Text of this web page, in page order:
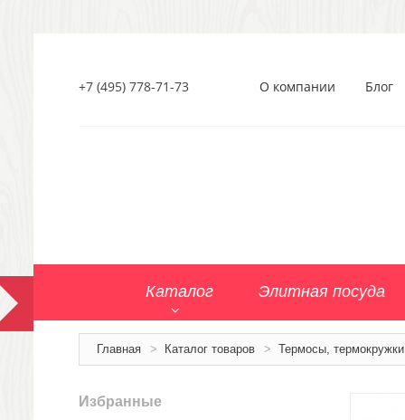
+7 (495) 778-71-73 О компании Блог
Каталог Элитная посуда
Главная > Каталог товаров > Термосы,
Избранные